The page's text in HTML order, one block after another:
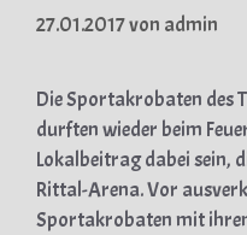
27.01.2017von admin
Die Sportakrobaten des
durften wieder beim
Lokalbeitrag dabei sein,
Rittal-Arena. Vor
Sportakrobaten mit